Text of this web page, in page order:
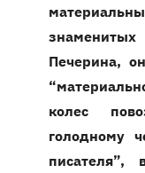
Печерина,
колес
голодному
писателя”,